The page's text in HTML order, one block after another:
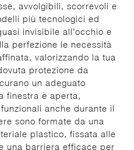
avvolgibili, scorrevoli e
più tecnologici ed
invisibile all’occhio e
perfezione le necessità
valorizzando la tua
protezione da
un adeguato
finestra è aperta,
anche durante il
sono formate da una
plastico, fissata alle
una barriera efficace per